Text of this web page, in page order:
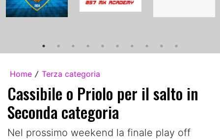
Home / Terza categoria
Cassibile o Priolo per il salto in
Seconda categoria
Nel prossimo weekend la finale play off